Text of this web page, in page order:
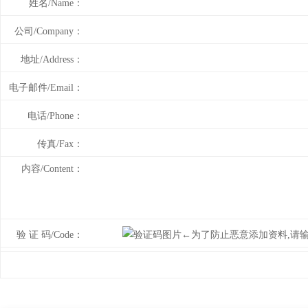
姓名/Name：
公司/Company：
地址/Address：
电子邮件/Email：
电话/Phone：
传真/Fax：
内容/Content：
验 证 码/Code： ←为了防止恶意添加资料,请